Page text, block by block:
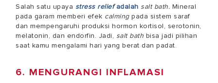
Salah satu upaya stress reliefadalah salt bath. Mineral
pada garam memberi efek calmingpada sistem saraf
dan mempengaruhi produksi hormon kortisol, serotonin,
melatonin, dan endorfin. Jadi, salt bath bisa jadi pilihan
saat kamu mengalami hari yang berat dan padat.
6. MENGURANGI INFLAMASI